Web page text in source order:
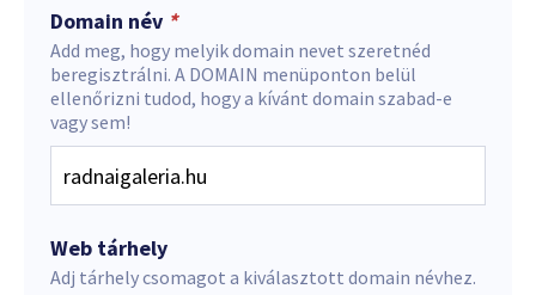
Domain név *
Add meg, hogy melyik domain nevet szeretnéd
beregisztrálni. A DOMAIN menüponton belül
ellenőrizni tudod, hogy a kívánt domain szabad-e
vagy sem!
Web tárhely
Adj tárhely csomagot a kiválasztott domain névhez.